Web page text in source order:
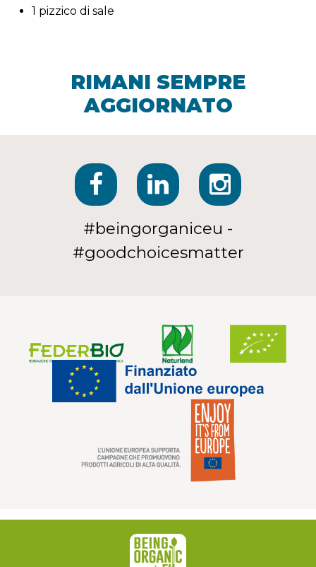
1 pizzico di sale
RIMANI SEMPRE
AGGIORNATO
#beingorganiceu -
#goodchoicesmatter